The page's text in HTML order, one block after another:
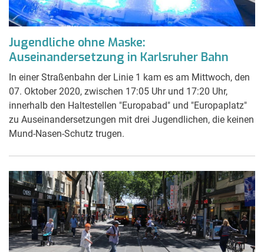
Jugendliche ohne Maske:
Auseinandersetzung in Karlsruher Bahn
In einer Straßenbahn der Linie 1 kam es am Mittwoch, den
07. Oktober 2020, zwischen 17:05 Uhr und 17:20 Uhr,
innerhalb den Haltestellen "Europabad" und "Europaplatz"
zu Auseinandersetzungen mit drei Jugendlichen, die keinen
Mund-Nasen-Schutz trugen.